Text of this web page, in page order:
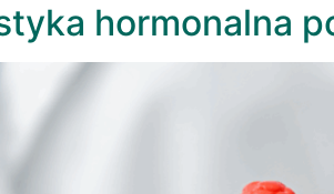
hormonalna